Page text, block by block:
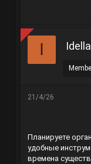
I
21/4/26
Планируете
удобные
времена